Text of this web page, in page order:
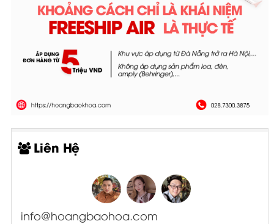
Liên Hệ
info@hoangbaohoa.com